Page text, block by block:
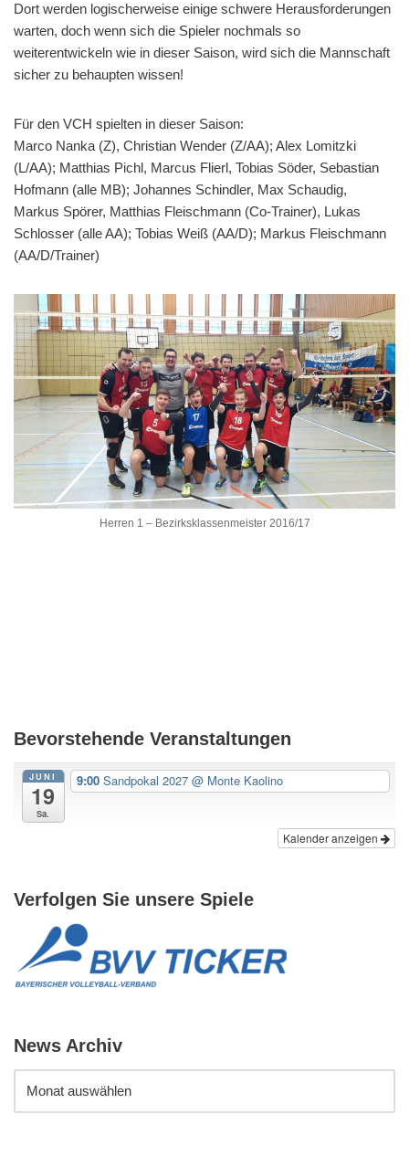
Dort werden logischerweise einige schwere Herausforderungen
warten, doch wenn sich die Spieler nochmals so
weiterentwickeln wie in dieser Saison, wird sich die Mannschaft
sicher zu behaupten wissen!
Für den VCH spielten in dieser Saison:
Marco Nanka (Z), Christian Wender (Z/AA); Alex Lomitzki
(L/AA); Matthias Pichl, Marcus Flierl, Tobias Söder, Sebastian
Hofmann (alle MB); Johannes Schindler, Max Schaudig,
Markus Spörer, Matthias Fleischmann (Co-Trainer), Lukas
Schlosser (alle AA); Tobias Weiß (AA/D); Markus Fleischmann
(AA/D/Trainer)
Herren 1 – Bezirksklassenmeister 2016/17
Bevorstehende Veranstaltungen
JUNI
19
Sa.
9:00 Sandpokal 2027 @ Monte Kaolino
Kalender anzeigen
Verfolgen Sie unsere Spiele
News Archiv